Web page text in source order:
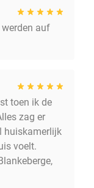
auf
toen ik de
zag er
huiskamerlijk
voelt.